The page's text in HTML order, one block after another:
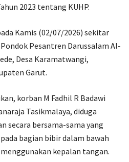
2023 tentang KUHP.
Kamis (02/07/2026) sekitar
Pesantren Darussalam Al-
Desa Karamatwangi,
Garut.
korban M Fadhil R Badawi
Tasikmalaya, diduga
secara bersama-sama yang
bagian bibir dalam bawah
kepalan tangan.